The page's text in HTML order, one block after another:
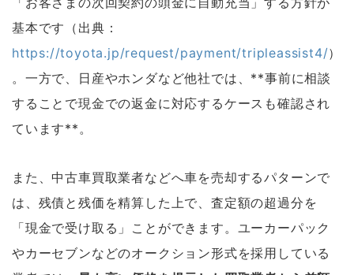
基本です（出典：
https://toyota.jp/request/payment/tripleassist4/）
。一方で、日産やホンダなど他社では、**事前に相談
することで現金での返金に対応するケースも確認され
ています**。
また、中古車買取業者などへ車を売却するパターンで
は、残債と残価を精算した上で、査定額の超過分を
「現金で受け取る」ことができます。ユーカーパック
やカーセブンなどのオークション形式を採用している